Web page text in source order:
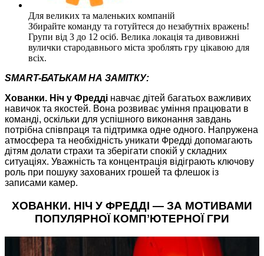
Для великих та маленьких компаній
Збирайте команду та готуйтеся до незабутніх вражень!
Групи від 3 до 12 осіб. Велика локація та дивовижні
вулички стародавнього міста зроблять гру цікавою для
всіх.
SMART-БАТЬКАМ НА ЗАМІТКУ:
Хованки. Ніч у Фредді навчає дітей багатьох важливих
навичок та якостей. Вона розвиває уміння працювати в
команді, оскільки для успішного виконання завдань
потрібна співпраця та підтримка одне одного. Напружена
атмосфера та необхідність уникати Фредді допомагають
дітям долати страхи та зберігати спокій у складних
ситуаціях. Уважність та концентрація відіграють ключову
роль при пошуку захованих грошей та флешок із
записами камер.
ХОВАНКИ. НІЧ У ФРЕДДІ — ЗА МОТИВАМИ
ПОПУЛЯРНОЇ КОМПʼЮТЕРНОЇ ГРИ